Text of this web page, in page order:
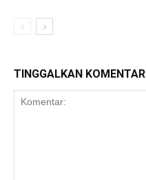
TINGGALKAN KOMENTAR